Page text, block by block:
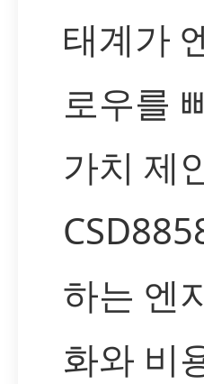
태계가
로우를
가치 제
하는 엔
화와 비